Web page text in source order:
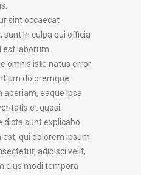
sint occaecat
sunt in culpa qui officia
laborum.
omnis iste natus error
doloremque
aperiam, eaque ipsa
et quasi
sunt explicabo.
est, qui dolorem ipsum
adipisci velit,
eius modi tempora